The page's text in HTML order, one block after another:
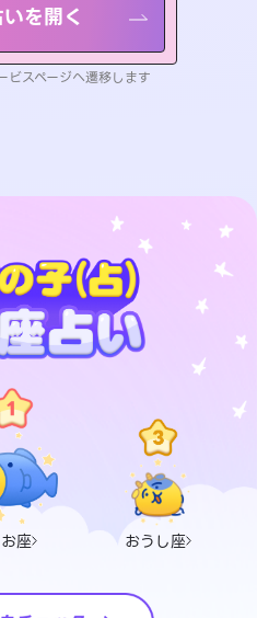
を開く
スページへ遷移します
座 おうし座